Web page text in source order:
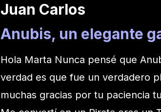
Juan Carlos
Anubis, un elegante
Hola Marta Nunca pensé que
verdad es que fue un verdadero
muchas gracias por tu paciencia